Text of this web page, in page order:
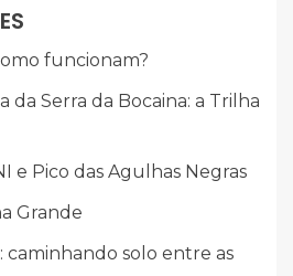
funcionam?
da Serra da Bocaina: a Trilha
e Pico das Agulhas Negras
Grande
caminhando solo entre as